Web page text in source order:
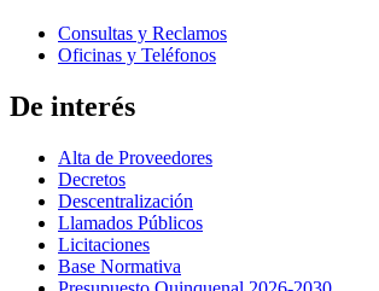
Consultas y Reclamos
Oficinas y Teléfonos
De interés
Alta de Proveedores
Decretos
Descentralización
Llamados Públicos
Licitaciones
Base Normativa